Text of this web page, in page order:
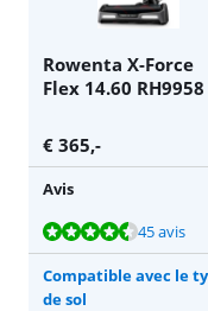
Rowenta X-Force
Flex 14.60 RH9958
€ 365,-
Avis
La note est de 9,0 sur 10,
45 avis
La note est de 8,8 sur 10,
La note est de 8,7 sur 10,
La note est de 9,6 sur 10,
La note est de 8,8 sur 10,
Compatible avec le
de sol